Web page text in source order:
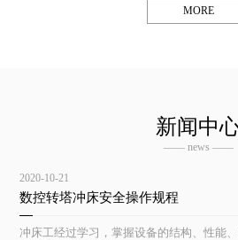
MORE
新闻中
—— news ——
2020-10-21
数控转塔冲床安全操作规程
冲床工经过学习，掌握设备的结构、性能